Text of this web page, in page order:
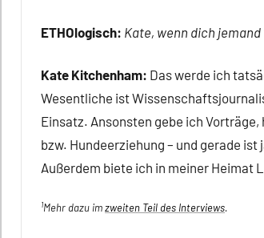
ETHOlogisch: Kate, wenn dich
Kate Kitchenham: Das werde ich
Wesentliche ist
Einsatz. Ansonsten gebe ich
bzw. Hundeerziehung – und gerade
Außerdem biete ich in meiner Heimat
1Mehr dazu imzweiten Teil des Interviews.